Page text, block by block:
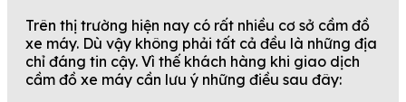
Trên thị trường hiện nay có rất nhiều cơ sở cầm đồ
xe máy. Dù vậy không phải tất cả đều là những địa
chỉ đáng tin cậy. Vì thế khách hàng khi giao dịch
cầm đồ xe máy cần lưu ý những điều sau đây: